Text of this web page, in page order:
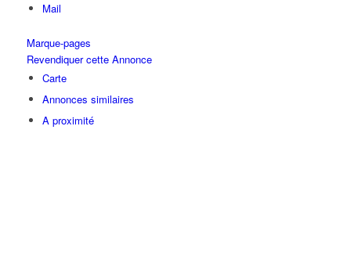
Mail
Marque-pages
Revendiquer cette Annonce
Carte
Annonces similaires
A proximité